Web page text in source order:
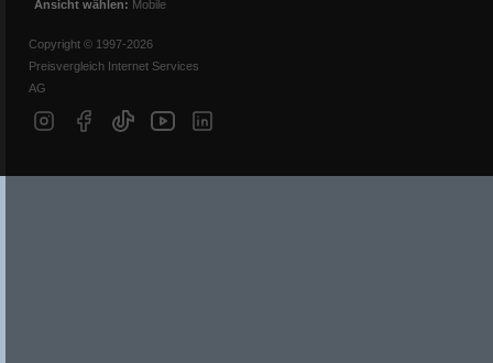
Ansicht wählen: Mobile
Copyright © 1997-2026
Preisvergleich Internet Services
AG